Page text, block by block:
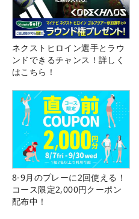
ネクストヒロイン選手とラウ
ンドできるチャンス！詳しく
はこちら！
8-9月のプレーに2回使える！
コース限定2,000円クーポン
配布中！